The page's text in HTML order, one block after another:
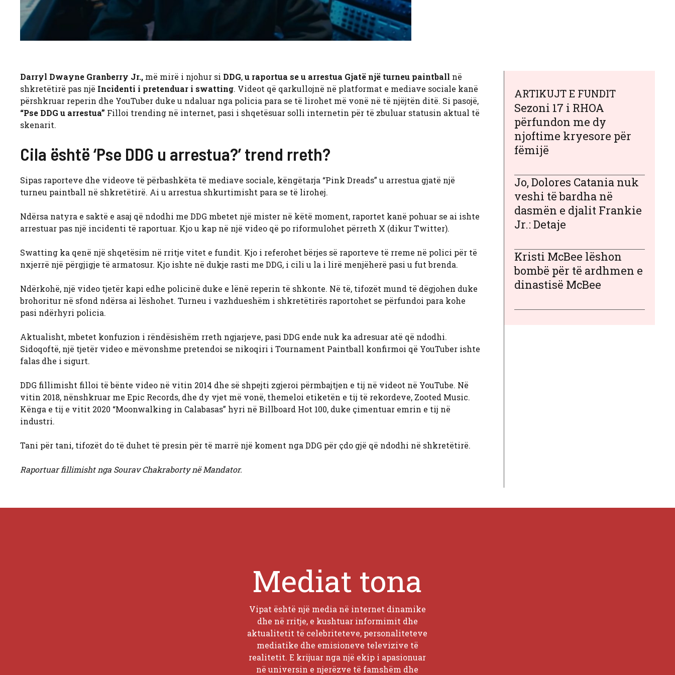
Darryl Dwayne Granberry Jr., më mirë i njohur si DDG,u raportua se u arrestua Gjatë një turneu paintball në
shkretëtirë pas një Incidenti i pretenduar i swatting. Videot që qarkullojnë në platformat e mediave sociale kanë
përshkruar reperin dhe YouTuber duke u ndaluar nga policia para se të lirohet më vonë në të njëjtën ditë. Si pasojë,
“Pse DDG u arrestua” Filloi trending në internet, pasi i shqetësuar solli internetin për të zbuluar statusin aktual të
skenarit.
Cila është ‘Pse DDG u arrestua?’ trend rreth?
Sipas raporteve dhe videove të përbashkëta të mediave sociale, këngëtarja “Pink Dreads” u arrestua gjatë një
turneu paintball në shkretëtirë. Ai u arrestua shkurtimisht para se të lirohej.
Ndërsa natyra e saktë e asaj që ndodhi me DDG mbetet një mister në këtë moment, raportet kanë pohuar se ai ishte
arrestuar pas një incidenti të raportuar. Kjo u kap në një video që po riformulohet përreth X (dikur Twitter).
Swatting ka qenë një shqetësim në rritje vitet e fundit. Kjo i referohet bërjes së raporteve të rreme në polici për të
nxjerrë një përgjigje të armatosur. Kjo ishte në dukje rasti me DDG, i cili u la i lirë menjëherë pasi u fut brenda.
Ndërkohë, një video tjetër kapi edhe policinë duke e lënë reperin të shkonte. Në të, tifozët mund të dëgjohen duke
brohoritur në sfond ndërsa ai lëshohet. Turneu i vazhdueshëm i shkretëtirës raportohet se përfundoi para kohe
pasi ndërhyri policia.
Aktualisht, mbetet konfuzion i rëndësishëm rreth ngjarjeve, pasi DDG ende nuk ka adresuar atë që ndodhi.
Sidoqoftë, një tjetër video e mëvonshme pretendoi se nikoqiri i Tournament Paintball konfirmoi që YouTuber ishte
falas dhe i sigurt.
DDG fillimisht filloi të bënte video në vitin 2014 dhe së shpejti zgjeroi përmbajtjen e tij në videot në YouTube. Në
vitin 2018, nënshkruar me Epic Records, dhe dy vjet më vonë, themeloi etiketën e tij të rekordeve, Zooted Music.
Kënga e tij e vitit 2020 “Moonwalking in Calabasas” hyri në Billboard Hot 100, duke çimentuar emrin e tij në
industri.
Tani për tani, tifozët do të duhet të presin për të marrë një koment nga DDG për çdo gjë që ndodhi në shkretëtirë.
Raportuar fillimisht nga Sourav Chakraborty në Mandator.
ARTIKUJT E FUNDIT
Sezoni 17 i RHOA
përfundon me dy
njoftime kryesore për
fëmijë
Jo, Dolores Catania nuk
veshi të bardha në
dasmën e djalit Frankie
Jr.: Detaje
Kristi McBee lëshon
bombë për të ardhmen e
dinastisë McBee
Mediat tona
Vipat është një media në internet dinamike
dhe në rritje, e kushtuar informimit dhe
aktualitetit të celebriteteve, personaliteteve
mediatike dhe emisioneve televizive të
realitetit. E krijuar nga një ekip i apasionuar
në universin e njerëzve të famshëm dhe